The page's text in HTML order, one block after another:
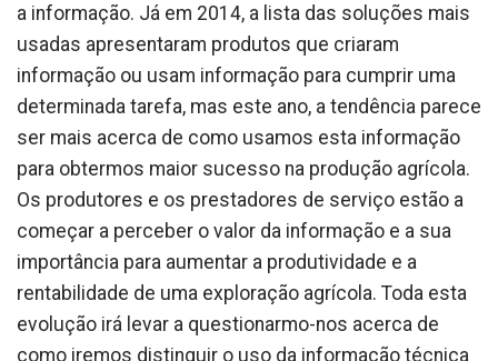
a informação. Já em 2014, a lista das soluções mais
usadas apresentaram produtos que criaram
informação ou usam informação para cumprir uma
determinada tarefa, mas este ano, a tendência parece
ser mais acerca de como usamos esta informação
para obtermos maior sucesso na produção agrícola.
Os produtores e os prestadores de serviço estão a
começar a perceber o valor da informação e a sua
importância para aumentar a produtividade e a
rentabilidade de uma exploração agrícola. Toda esta
evolução irá levar a questionarmo-nos acerca de
como iremos distinguir o uso da informação técnica